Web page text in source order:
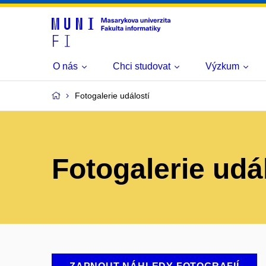
O nás Chci studovat Výzkum
Fotogalerie událostí
Fotogalerie